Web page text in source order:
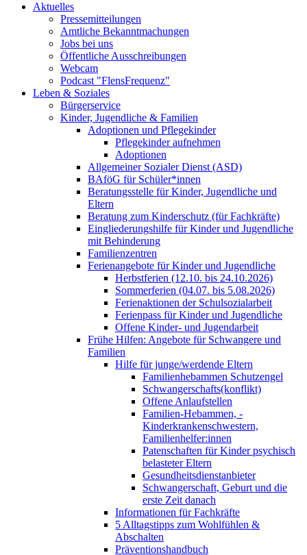
Aktuelles
Pressemitteilungen
Amtliche Bekanntmachungen
Jobs bei uns
Öffentliche Ausschreibungen
Webcam
Podcast "FlensFrequenz"
Leben & Soziales
Bürgerservice
Kinder, Jugendliche & Familien
Adoptionen und Pflegekinder
Pflegekinder aufnehmen
Adoptionen
Allgemeiner Sozialer Dienst (ASD)
BAföG für Schüler*innen
Beratungsstelle für Kinder, Jugendliche und
Eltern
Beratung zum Kinderschutz (für Fachkräfte)
Eingliederungshilfe für Kinder und Jugendliche
mit Behinderung
Familienzentren
Ferienangebote für Kinder und Jugendliche
Herbstferien (12.10. bis 24.10.2026)
Sommerferien (04.07. bis 5.08.2026)
Ferienaktionen der Schulsozialarbeit
Ferienpass für Kinder und Jugendliche
Offene Kinder- und Jugendarbeit
Frühe Hilfen: Angebote für Schwangere und
Familien
Hilfe für junge/werdende Eltern
Familienhebammen Schutzengel
Schwangerschafts(konflikt)
Offene Anlaufstellen
Familien-Hebammen, -
Kinderkrankenschwestern,
Familienhelfer:innen
Patenschaften für Kinder psychisch
belasteter Eltern
Gesundheitsdienstanbieter
Schwangerschaft, Geburt und die
erste Zeit danach
Informationen für Fachkräfte
5 Alltagstipps zum Wohlfühlen &
Abschalten
Präventionshandbuch